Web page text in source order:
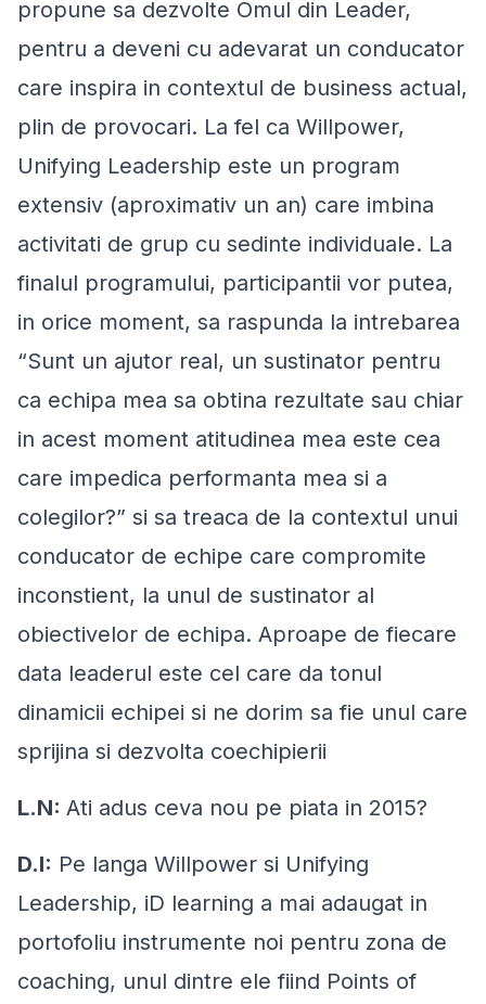
propune sa dezvolte Omul din Leader,
pentru a deveni cu adevarat un conducator
care inspira in contextul de business actual,
plin de provocari. La fel ca Willpower,
Unifying Leadership este un program
extensiv (aproximativ un an) care imbina
activitati de grup cu sedinte individuale. La
finalul programului, participantii vor putea,
in orice moment, sa raspunda la intrebarea
“Sunt un ajutor real, un sustinator pentru
ca echipa mea sa obtina rezultate sau chiar
in acest moment atitudinea mea este cea
care impedica performanta mea si a
colegilor?” si sa treaca de la contextul unui
conducator de echipe care compromite
inconstient, la unul de sustinator al
obiectivelor de echipa. Aproape de fiecare
data leaderul este cel care da tonul
dinamicii echipei si ne dorim sa fie unul care
sprijina si dezvolta coechipierii
L.N: Ati adus ceva nou pe piata in 2015?
D.I: Pe langa Willpower si Unifying
Leadership, iD learning a mai adaugat in
portofoliu instrumente noi pentru zona de
coaching, unul dintre ele fiind Points of